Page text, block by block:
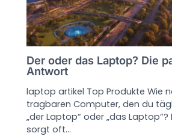
Der oder das Laptop? Die
Antwort
laptop artikel Top Produkte Wie
tragbaren Computer, den du
„der Laptop“ oder „das Laptop“?
sorgt oft…